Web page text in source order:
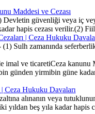
Maddesi ve Cezası
güvenliği veya iç
hapis cezası verilir.(2)
| Ceza Hukuku
Sulh zamanında
imal ve ticaretiCeza
günden yirmibin güne
Ceza Hukuku Davaları
alınanın veya
yıldan beş yıla kadar hapis